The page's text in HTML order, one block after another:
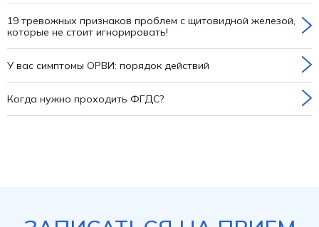
19 тревожных признаков проблем с щитовидной железой,
которые не стоит игнорировать!
У вас симптомы ОРВИ: порядок действий
Когда нужно проходить ФГДС?